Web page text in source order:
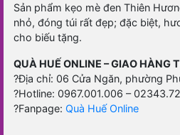
Sản phẩm kẹo mè đen Thiên
nhỏ, đóng túi rất đẹp; đặc biệt,
cho biếu tặng.
QUÀ HUẾ ONLINE – GIAO HÀNG
?Địa chỉ: 06 Cửa Ngăn, phường
?Hotline: 0967.001.006 –
?Fanpage:Quà Huế Online